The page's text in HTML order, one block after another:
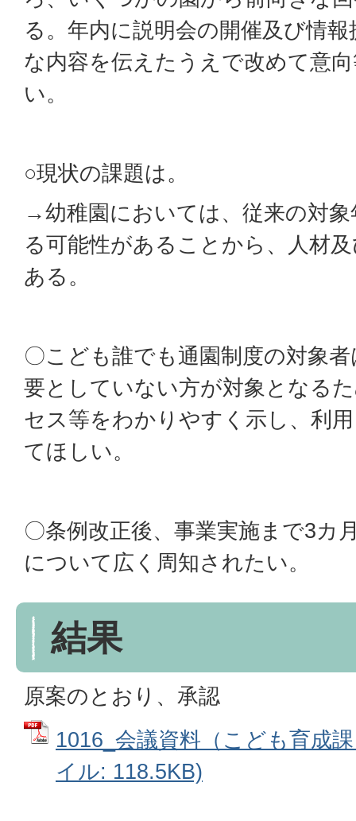
る。年内に説明会の開催及び情
な内容を伝えたうえで改めて意
い。
○現状の課題は。
→幼稚園においては、従来の対
る可能性があることから、人材
ある。
〇こども誰でも通園制度の対象
要としていない方が対象となる
セス等をわかりやすく示し、利
てほしい。
〇条例改正後、事業実施まで3カ
について広く周知されたい。
結果
原案のとおり、承認
1016_会議資料（こども育成
イル: 118.5KB)